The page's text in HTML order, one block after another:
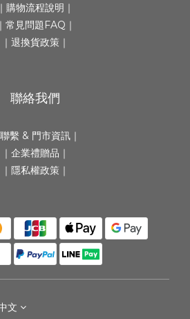
｜ 購物流程說明 ｜
｜ 常見問題FAQ ｜
｜ 退換貨政策 ｜
聯絡我們
聯繫 & 門市資訊 ｜
｜ 企業禮贈品 ｜
｜隱私權政策｜
文